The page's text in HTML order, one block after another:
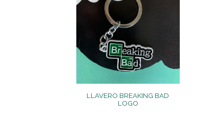
LLAVERO BREAKING BAD
LOGO